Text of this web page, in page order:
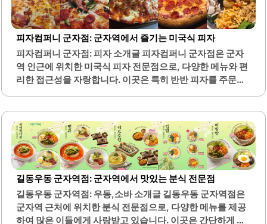
선한 재료로 조리되어 정갈하게 제공되며, 양도 넉넉하여 만
족스러운 식사를 할 수 있습니다. 메뉴의 간이 적당하여 누구
나 부담 없이 즐길 수 있으며, 다양한 소스와 반찬이 함께 제
공되어 선택의 폭이 넓습니다.특히, 닭갈비의 양념은 자극적
이지 않아 여러 번 리필하며 즐길 수 있는 매력이 있습니다.
가족 단위 손님이나 연인과의 데이트에도 적합한 장소로, 부
모님과..
피자컴퍼니 군자점: 군자역에서 즐기는 미국식 피자
피자컴퍼니 군자점: 피자 소개글 피자컴퍼니 군자점은 군자
역 인근에 위치한 미국식 피자 전문점으로, 다양한 메뉴와 편
리한 접근성을 자랑합니다. 이곳은 특히 반반 피자를 주문할
어, 친구들과의 대화나 소중한 시간을 보내기에 적합합니다.
피자는 갓 구워져 나와 따뜻하고 풍부한 맛을 제공합니다. 또
한, 셀프 코너가 마련되어 있어 필요한 만큼의 식기와 소스를
자유롭게 가져다 사용할 수 있습니다. 피자와 함께 제공되는
주류는 소주와 맥주로, 고객은 다양한 음료와 함께 식사를 즐
길 수 있습니다.피자컴퍼니 군자점은 9년 이상의 운영 경험
을 바탕으로, 고객들에게 지속적으로 맛있는 피자를 제공하
고 있습니다. 매장 내에서는 친절한 서비스가 제공되며, 고객
길동우동 군자역점: 군자역에서 맛있는 분식 전문점
길동우동 군자역점: 우동,소바 소개글 길동우동 군자역점은
군자역 근처에 위치한 분식 전문점으로, 다양한 메뉴를 제공
하여 많은 이들에게 사랑받고 있습니다. 이곳은 간단하게 한